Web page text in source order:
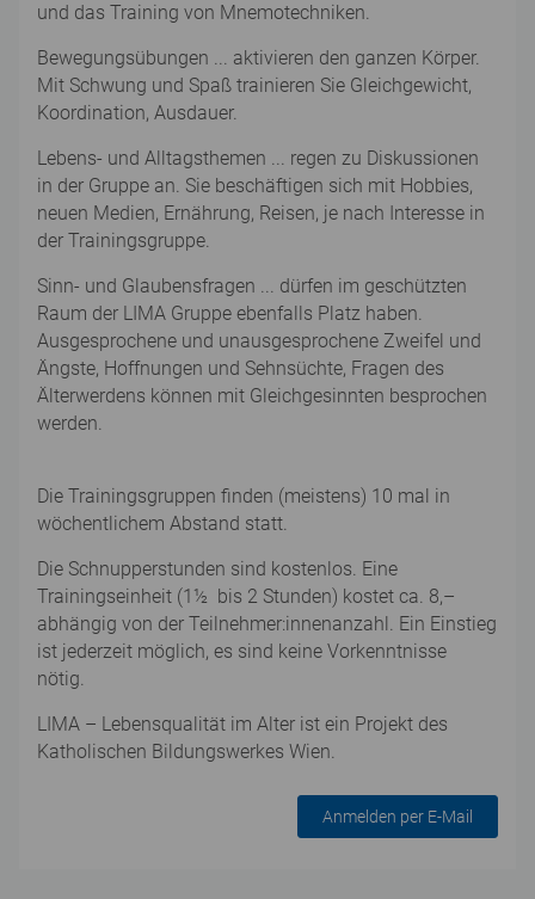
und das Training von Mnemotechniken.
Bewegungsübungen ... aktivieren den ganzen Körper.
Mit Schwung und Spaß trainieren Sie Gleichgewicht,
Koordination, Ausdauer.
Lebens- und Alltagsthemen ... regen zu Diskussionen
in der Gruppe an. Sie beschäftigen sich mit Hobbies,
neuen Medien, Ernährung, Reisen, je nach Interesse in
der Trainingsgruppe.
Sinn- und Glaubensfragen ... dürfen im geschützten
Raum der LIMA Gruppe ebenfalls Platz haben.
Ausgesprochene und unausgesprochene Zweifel und
Ängste, Hoffnungen und Sehnsüchte, Fragen des
Älterwerdens können mit Gleichgesinnten besprochen
werden.
Die Trainingsgruppen finden (meistens) 10 mal in
wöchentlichem Abstand statt.
Die Schnupperstunden sind kostenlos. Eine
Trainingseinheit (1½ bis 2 Stunden) kostet ca. 8,–
abhängig von der Teilnehmer:innenanzahl. Ein Einstieg
ist jederzeit möglich, es sind keine Vorkenntnisse
nötig.
LIMA – Lebensqualität im Alter ist ein Projekt des
Katholischen Bildungswerkes Wien.
Anmelden per E-Mail